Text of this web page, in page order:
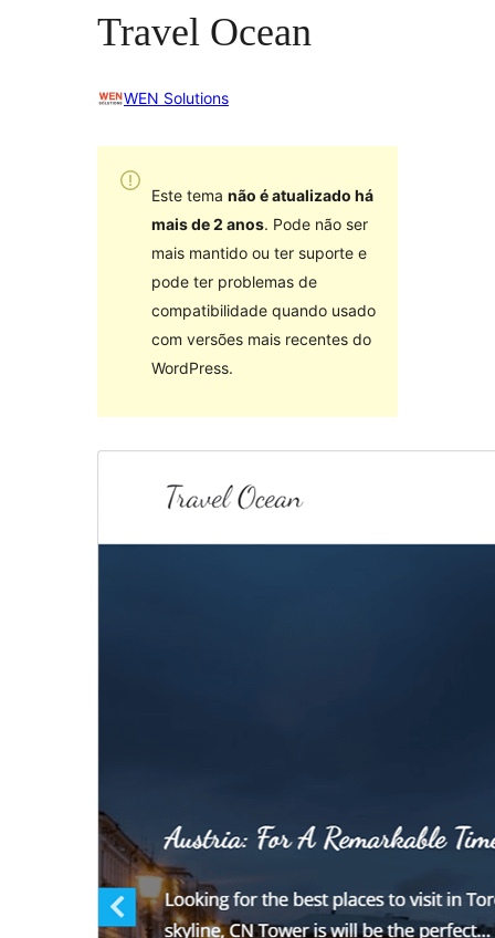
Travel Ocean
WEN Solutions
Este tema não é atualizado há
mais de 2 anos. Pode não ser
mais mantido ou ter suporte e
pode ter problemas de
compatibilidade quando usado
com versões mais recentes do
WordPress.